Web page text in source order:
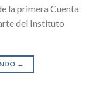
la primera Cuenta
del Instituto
→